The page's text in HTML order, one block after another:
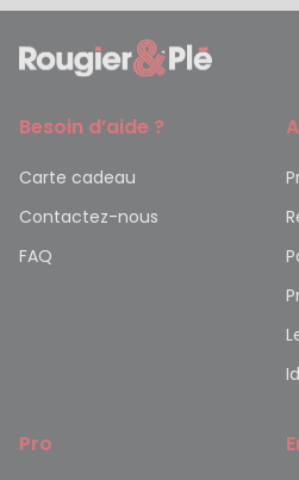
Besoin d’aide ?
Carte cadeau
Contactez-nous
FAQ
Pro